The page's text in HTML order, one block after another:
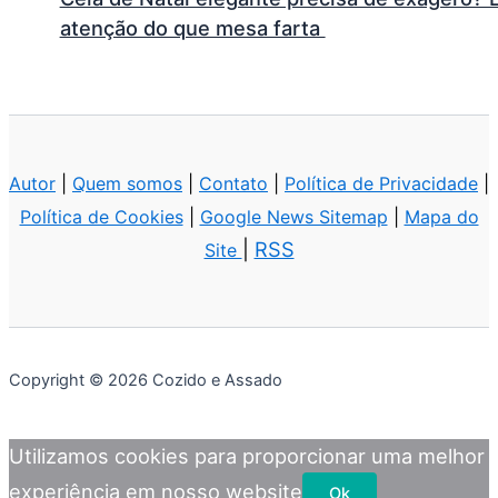
atenção do que mesa farta
Autor Quem somos Contato Política de Privacidade
Política de Cookies| Google News Sitemap
Mapa do
Site
RSS
Copyright © 2026 Cozido e Assado
Utilizamos cookies para proporcionar uma melhor
experiência em nosso website
Ok